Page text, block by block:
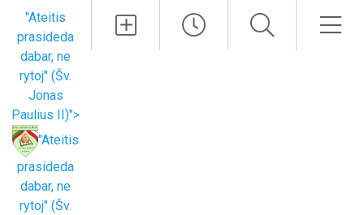
"Ateitis
prasideda
dabar, ne
rytoj" (Šv.
Jonas
Paulius II)">
"Ateitis
prasideda
dabar, ne
rytoj" (Šv.